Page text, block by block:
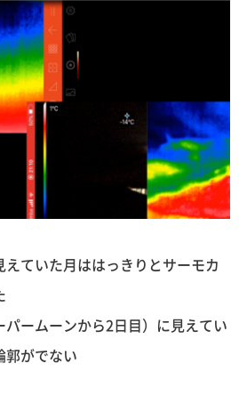
ていた月ははっきりとサーモカ
ームーンから2日目）に見えてい
郭がでない